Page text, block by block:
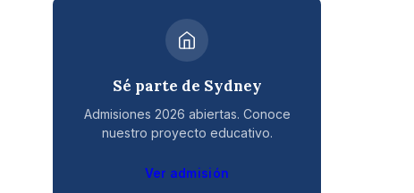
Sé parte de Sydney
Admisiones 2026 abiertas. Conoce
nuestro proyecto educativo.
Ver admisión